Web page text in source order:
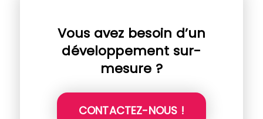
Vous avez besoin d’un
développement sur-
mesure ?
CONTACTEZ-NOUS !